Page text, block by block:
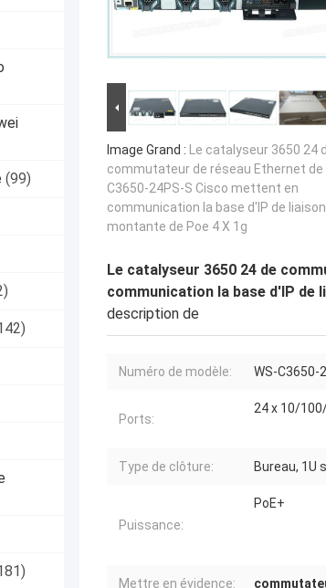
(99)
Image Grand : Le catalyseur 3650 24
commutateur de réseau Ethernet de
C3650-24PS-S Cisco mettent en
communication la base d'IP de liaison
montante de Poe 4 X 1g
Le catalyseur 3650 24 de
communication la base d'IP de
description de
Numéro de modèle: WS-C3650-
Ports:
24 x 10/
Type de clôture: Bureau, 1U
Puissance:
PoE+
Mettre en évidence: